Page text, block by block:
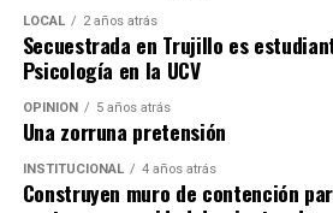
Sobre Orgullo Emprendedor
Desde 2024, Orgullo Emprendedor
concurso nacional orientado
busca reconocer las historias de
emprendedores que impulsan el
dos ediciones, cuenta 33 ganadores
LOCAL 2 años atrás
Secuestrada en Trujillo es
Psicología en la UCV
OPINIÓN 5 años atrás
Una zorruna pretensión
INSTITUCIONAL 4 años atrás
Construyen muro de contención